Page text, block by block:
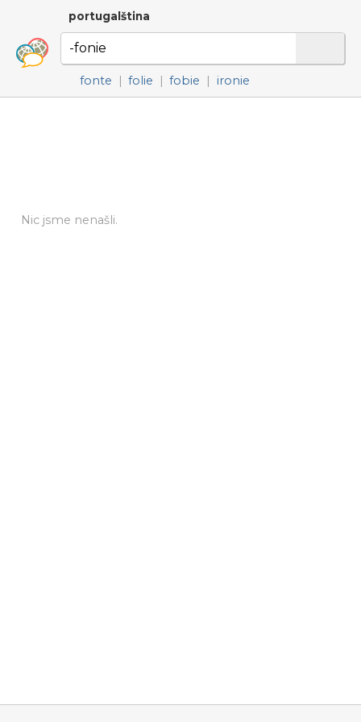
portugalština
fonte | folie | fobie | ironie
Nic jsme nenašli.